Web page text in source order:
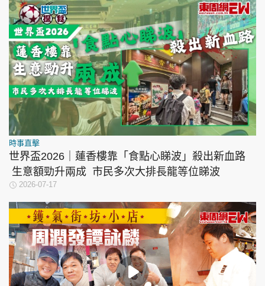
時事直擊
世界盃2026｜蓮香樓靠「食點心睇波」殺出新血路
生意額勁升兩成 市民多次大排長龍等位睇波
2026-07-17